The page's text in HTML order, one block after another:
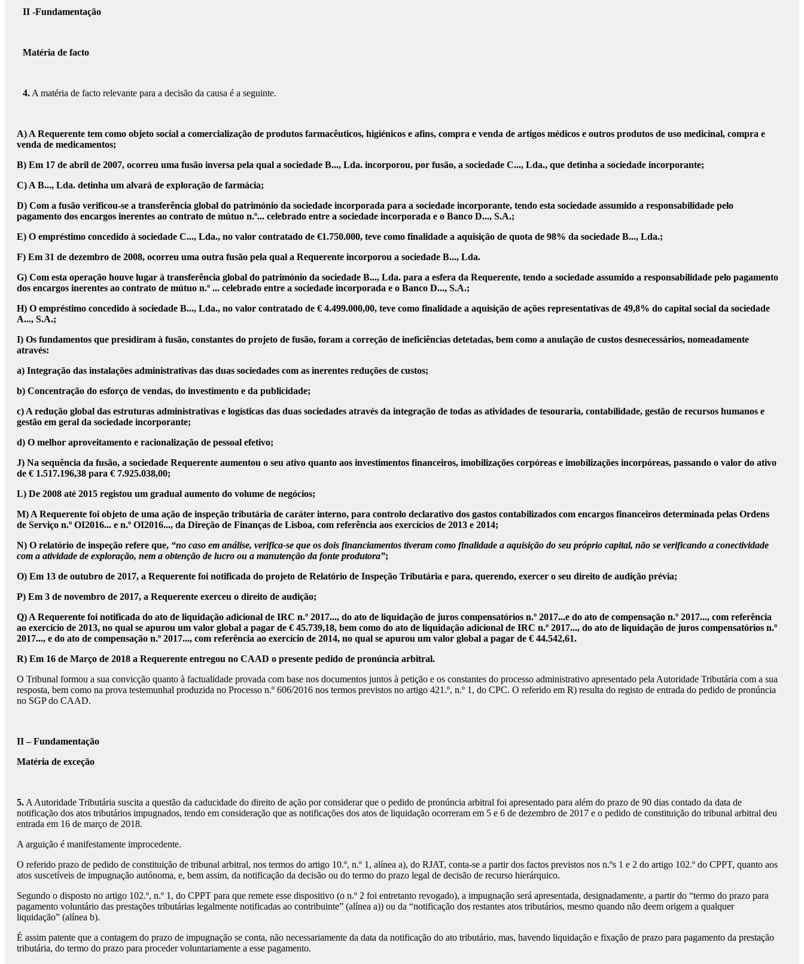
II -Fundamentação
Matéria de facto
4.A matéria de facto relevante para a decisão da causa é a seguinte.
A) A Requerente tem como objeto social a comercialização de produtos farmacêuticos, higiénicos e afins, compra e venda de artigos médicos e outros produtos de uso medicinal, compra e
venda de medicamentos;
B) Em 17 de abril de 2007, ocorreu uma fusão inversa pela qual a sociedade B..., Lda. incorporou, por fusão, a sociedade C..., Lda., que detinha a sociedade incorporante;
C) A B..., Lda. detinha um alvará de exploração de farmácia;
D) Com a fusão verificou-se a transferência global do património da sociedade incorporada para a sociedade incorporante, tendo esta sociedade assumido a responsabilidade pelo
pagamento dos encargos inerentes ao contrato de mútuo n.º... celebrado entre a sociedade incorporada e o Banco D..., S.A.;
E) O empréstimo concedido à sociedade C..., Lda., no valor contratado de €1.750.000, teve como finalidade a aquisição de quota de 98% da sociedade B..., Lda.;
F) Em 31 de dezembro de 2008, ocorreu uma outra fusão pela qual a Requerente incorporou a sociedade B..., Lda.
G) Com esta operação houve lugar à transferência global do património da sociedade B..., Lda. para a esfera da Requerente, tendo a sociedade assumido a responsabilidade pelo pagamento
dos encargos inerentes ao contrato de mútuo n.º ... celebrado entre a sociedade incorporada e o Banco D..., S.A.;
H) O empréstimo concedido à sociedade B..., Lda., no valor contratado de € 4.499.000,00, teve como finalidade a aquisição de ações representativas de 49,8% do capital social da sociedade
A..., S.A.;
I) Os fundamentos que presidiram à fusão, constantes do projeto de fusão, foram a correção de ineficiências detetadas, bem como a anulação de custos desnecessários, nomeadamente
através:
a) Integração das instalações administrativas das duas sociedades com as inerentes reduções de custos;
b) Concentração do esforço de vendas, do investimento e da publicidade;
c) A redução global das estruturas administrativas e logísticas das duas sociedades através da integração de todas as atividades de tesouraria, contabilidade, gestão de recursos humanos e
gestão em geral da sociedade incorporante;
d) O melhor aproveitamento e racionalização de pessoal efetivo;
J) Na sequência da fusão, a sociedade Requerente aumentou o seu ativo quanto aos investimentos financeiros, imobilizações corpóreas e imobilizações incorpóreas, passando o valor do ativo
de € 1.517.196,38 para € 7.925.038,00;
L) De 2008 até 2015 registou um gradual aumento do volume de negócios;
M) A Requerente foi objeto de uma ação de inspeção tributária de caráter interno, para controlo declarativo dos gastos contabilizados com encargos financeiros determinada pelas Ordens
de Serviço n.º OI2016... e n.º OI2016..., da Direção de Finanças de Lisboa, com referência aos exercícios de 2013 e 2014;
N) O relatório de inspeção refere que, “no caso em análise, verifica-se que os dois financiamentos tiveram como finalidade a aquisição do seu próprio capital, não se verificando a conectividade
com a atividade de exploração, nem a obtenção de lucro ou a manutenção da fonte produtora”;
O) Em 13 de outubro de 2017, a Requerente foi notificada do projeto de Relatório de Inspeção Tributária e para, querendo, exercer o seu direito de audição prévia;
P) Em 3 de novembro de 2017, a Requerente exerceu o direito de audição;
Q) A Requerente foi notificada do ato de liquidação adicional de IRC n.º 2017..., do ato de liquidação de juros compensatórios n.º 2017...e do ato de compensação n.º 2017..., com referência
ao exercício de 2013, no qual se apurou um valor global a pagar de € 45.739,18, bem como do ato de liquidação adicional de IRC n.º 2017..., do ato de liquidação de juros compensatórios n.º
2017..., e do ato de compensação n.º 2017..., com referência ao exercício de 2014, no qual se apurou um valor global a pagar de € 44.542,61.
R) Em 16 de Março de 2018 a Requerente entregou no CAAD o presente pedido de pronúncia arbitral.
O Tribunal formou a sua convicção quanto à factualidade provada com base nos documentos juntos à petição e os constantes do processo administrativo apresentado pela Autoridade Tributária com a sua
resposta, bem como na prova testemunhal produzida no Processo n.º 606/2016 nos termos previstos no artigo 421.º, n.º 1, do CPC. O referido em R) resulta do registo de entrada do pedido de pronúncia
no SGP do CAAD.
II – Fundamentação
Matéria de exceção
5. A Autoridade Tributária suscita a questão da caducidade do direito de ação por considerar que o pedido de pronúncia arbitral foi apresentado para além do prazo de 90 dias contado da data de
notificação dos atos tributários impugnados, tendo em consideração que as notificações dos atos de liquidação ocorreram em 5 e 6 de dezembro de 2017 e o pedido de constituição do tribunal arbitral deu
entrada em 16 de março de 2018.
A arguição é manifestamente improcedente.
O referido prazo de pedido de constituição de tribunal arbitral, nos termos do artigo 10.º, n.º 1, alínea a), do RJAT, conta-se a partir dos factos previstos nos n.ºs 1 e 2 do artigo 102.º do CPPT, quanto aos
atos suscetíveis de impugnação autónoma, e, bem assim, da notificação da decisão ou do termo do prazo legal de decisão de recurso hierárquico.
Segundo o disposto no artigo 102.º, n.º 1, do CPPT para que remete esse dispositivo (o n.º 2 foi entretanto revogado), a impugnação será apresentada, designadamente, a partir do “termo do prazo para
pagamento voluntário das prestações tributárias legalmente notificadas ao contribuinte” (alínea a)) ou da “notificação dos restantes atos tributários, mesmo quando não deem origem a qualquer
liquidação” (alínea b).
É assim patente que a contagem do prazo de impugnação se conta, não necessariamente da data da notificação do ato tributário, mas, havendo liquidação e fixação de prazo para pagamento da prestação
tributária, do termo do prazo para proceder voluntariamente a esse pagamento.